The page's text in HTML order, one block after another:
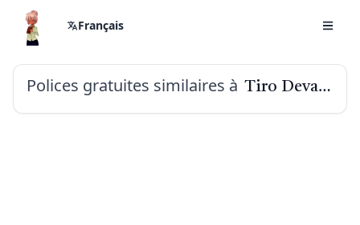
Français
Polices gratuites similaires à Tiro Devanagari Hindi